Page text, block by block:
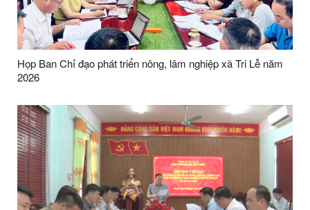
Họp Ban Chỉ đạo phát triển nông, lâm nghiệp xã Tri Lễ năm
2026